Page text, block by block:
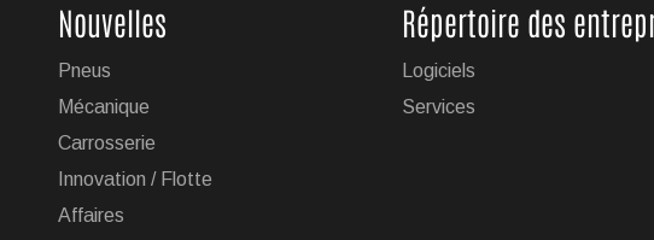
GM
technologie de conduite mains libres Super Cruise avec remorquage de
Nouvelles
Pneus
Mécanique
Carrosserie
Innovation / Flotte
Affaires
Répertoire des
Logiciels
Services